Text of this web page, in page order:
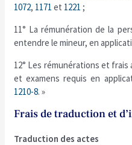
1072, 1171et 1221 ;
11° La rémunération de la
entendre le mineur, en
12° Les rémunérations et
et examens requis en
1210-8. »
Frais de traduction et
Traduction des actes